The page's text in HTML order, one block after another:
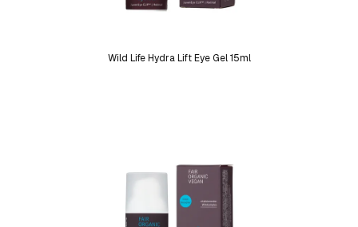
Wild Life Hydra Lift Eye Gel 15ml